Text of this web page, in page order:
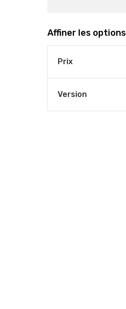
Affiner les options
Prix
Version